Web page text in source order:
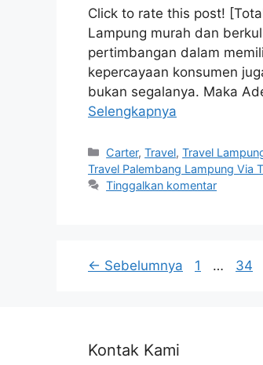
Click to rate this post!
Lampung murah dan
pertimbangan dalam
kepercayaan konsumen
bukan segalanya. Maka
Selengkapnya
Kategori
Carter,Travel,Travel
Travel Palembang Lampung Via
Tinggalkan komentar
Navigasi
← Sebelumnya Halaman
1 … 34
Kontak Kami